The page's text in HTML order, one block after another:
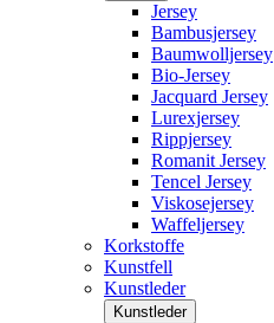
Jersey
Bambusjersey
Baumwolljersey
Bio-Jersey
Jacquard Jersey
Lurexjersey
Rippjersey
Romanit Jersey
Tencel Jersey
Viskosejersey
Waffeljersey
Korkstoffe
Kunstfell
Kunstleder
Kunstleder